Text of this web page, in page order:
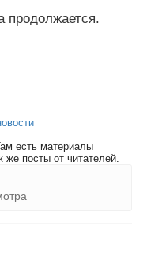
продолжается.
есть материалы
же посты от читателей.